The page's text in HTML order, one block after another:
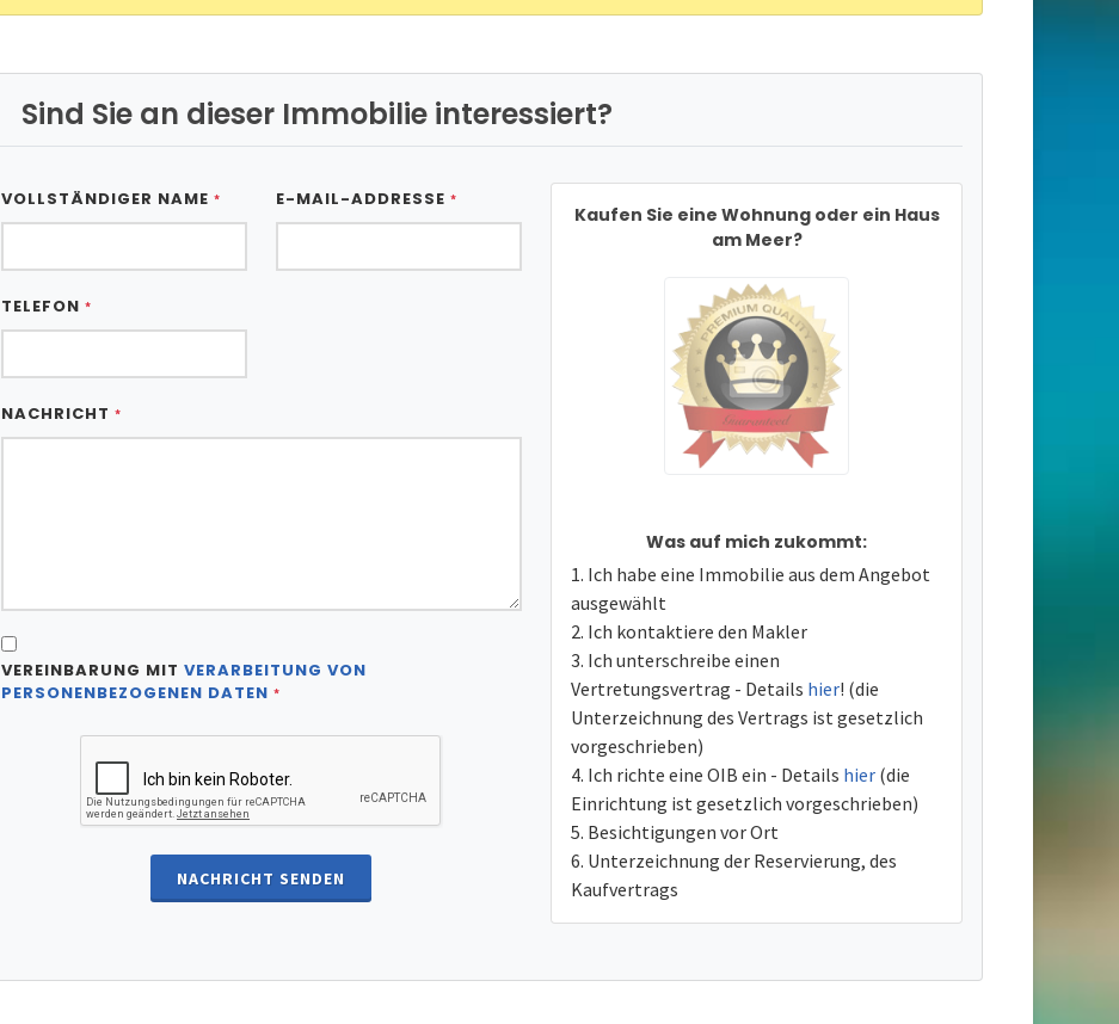
Sind Sie an dieser Immobilie interessiert?
VOLLSTÄNDIGER NAME * E-MAIL-ADDRESSE *
TELEFON *
NACHRICHT *
VEREINBARUNG MIT VERARBEITUNG VON
PERSONENBEZOGENEN DATEN *
NACHRICHT SENDEN
Kaufen Sie eine Wohnung oder ein Haus
am Meer?
Was auf mich zukommt:
Ich habe eine Immobilie aus dem Angebot
ausgewählt
Ich kontaktiere den Makler
Ich unterschreibe einen
Vertretungsvertrag - Details hier! (die
Unterzeichnung des Vertrags ist gesetzlich
vorgeschrieben)
Ich richte eine OIB ein - Details hier (die
Einrichtung ist gesetzlich vorgeschrieben)
Besichtigungen vor Ort
Unterzeichnung der Reservierung, des
Kaufvertrags